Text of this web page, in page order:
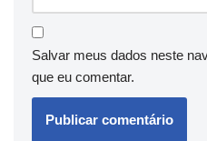
Salvar meus dados neste
que eu comentar.